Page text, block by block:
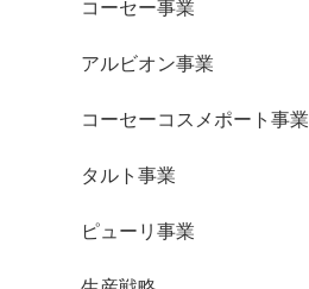
コーセー事業
アルビオン事業
コーセーコスメポート事業
タルト事業
ピューリ事業